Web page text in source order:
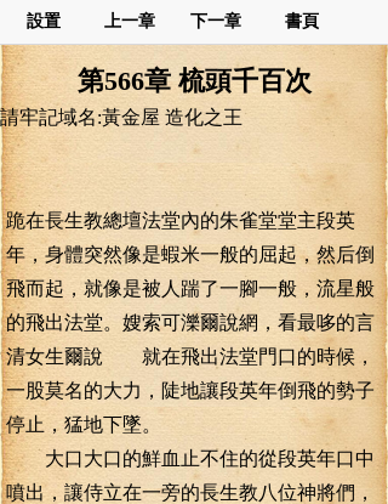
設置 上一章 下一章 書頁
第566章 梳頭千百次
請牢記域名:黃金屋 造化之王
跪在長生教總壇法堂內的朱雀堂堂主段英
年，身體突然像是蝦米一般的屈起，然后倒
飛而起，就像是被人踹了一腳一般，流星般
的飛出法堂。嫂索可濼爾說網，看最哆的言
清女生爾說 就在飛出法堂門口的時候，
一股莫名的大力，陡地讓段英年倒飛的勢子
停止，猛地下墜。
大口大口的鮮血止不住的從段英年口中
噴出，讓侍立在一旁的長生教八位神將們，